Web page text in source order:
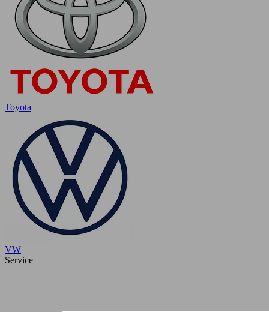
Toyota
VW
Service